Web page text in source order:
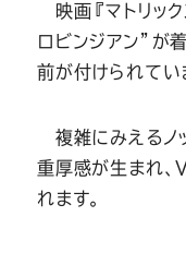
映画『マトリッ
ロビンジアン”が
前が付けられてい
複雑にみえるノ
重厚感が生まれ、
れます。